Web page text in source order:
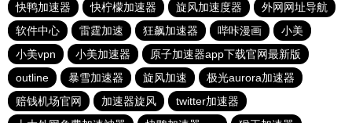
快鸭加速器
快柠檬加速器 旋风加速度器
外网网址导航
软件中心
雷霆加速 狂飙加速器 哔咔漫画
小美
小美vpn
小美加速器
原子加速器app下载官网最新版
outline
暴雪加速器 旋风加速
极光aurora加速器
赔钱机场官网
加速器旋风
twitter加速器